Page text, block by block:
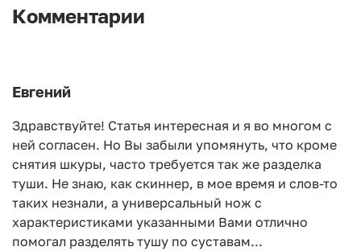
Комментарии
Евгений
Здравствуйте! Статья интересная и я во многом с
ней согласен. Но Вы забыли упомянуть, что кроме
снятия шкуры, часто требуется так же разделка
туши. Не знаю, как скиннер, в мое время и слов-то
таких незнали, а универсальный нож с
характеристиками указанными Вами отлично
помогал разделять тушу по суставам...